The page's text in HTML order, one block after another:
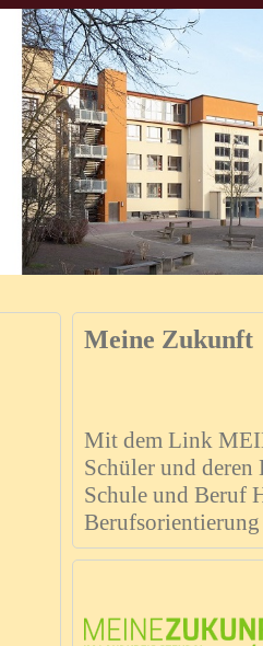
Meine Zukunft
Mit dem Link
Schüler und deren
Schule und Beruf